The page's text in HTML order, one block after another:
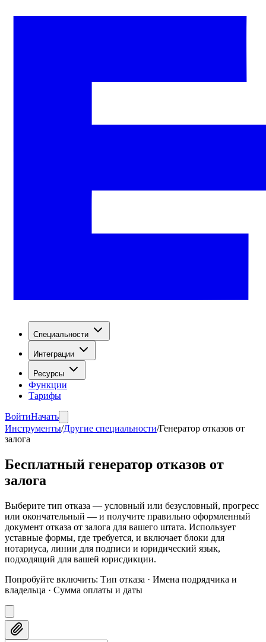
Специальности
Интеграции
Ресурсы
Функции
Тарифы
ВойтиНачать
Инструменты/Другие специальности/Генератор отказов от
залога
Бесплатный генератор отказов от
залога
Выберите тип отказа — условный или безусловный, прогресс
или окончательный — и получите правильно оформленный
документ отказа от залога для вашего штата. Использует
уставные формы, где требуется, и включает блоки для
нотариуса, линии для подписи и юридический язык,
подходящий для вашей юрисдикции.
Попробуйте включить: Тип отказа · Имена подрядчика и
владельца · Сумма оплаты и даты